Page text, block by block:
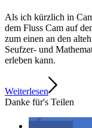
Als ich kürzlich in
dem Fluss Cam auf
zum einen an den
Seufzer- und
erleben kann.
Weiterlesen
Danke für's Teilen